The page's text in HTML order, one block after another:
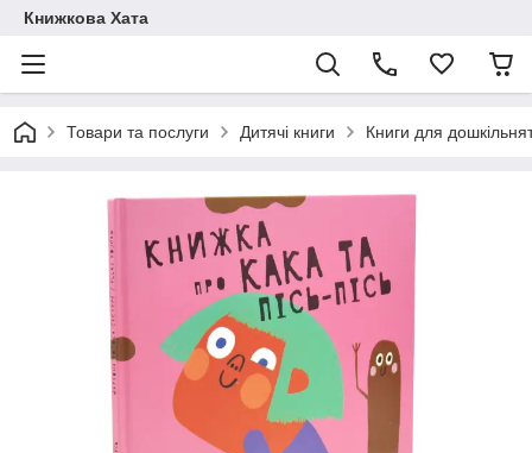
Книжкова Хата
Товари та послуги Дитячі книги Книги для